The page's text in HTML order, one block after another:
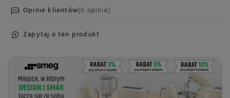
Opinie klientów(0 opinie)
Zapytaj o ten produkt